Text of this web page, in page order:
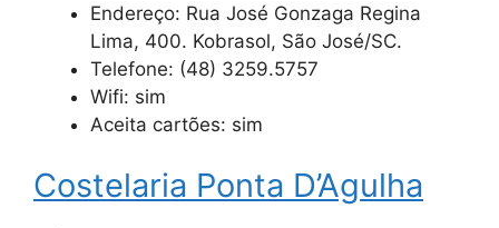
Endereço: Rua José Gonzaga Regina
Lima, 400. Kobrasol, São José/SC.
Telefone: (48) 3259.5757
Wifi: sim
Aceita cartões: sim
Costelaria Ponta D’Agulha